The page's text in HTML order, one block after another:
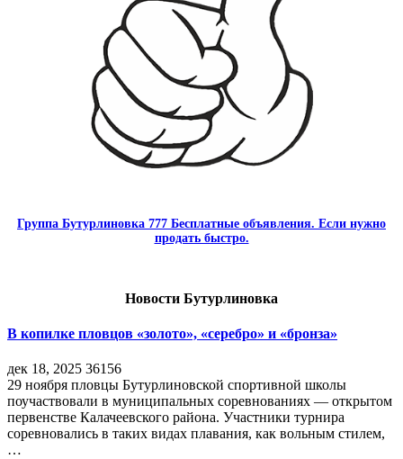
Группа Бутурлиновка 777 Бесплатные объявления. Если нужно
продать быстро.
Новости Бутурлиновка
В копилке пловцов «золото», «серебро» и «бронза»
дек 18, 2025 36156
29 ноября пловцы Бутурлиновской спортивной школы
поучаствовали в муниципальных соревнованиях — открытом
первенстве Калачеевского района. Участники турнира
соревновались в таких видах плавания, как вольным стилем,
…